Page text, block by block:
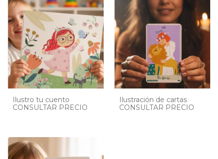
Ilustro tu cuento
CONSULTAR PRECIO
Ilustración de cartas
CONSULTAR PRECIO